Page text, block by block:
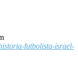
futbolista-israel-